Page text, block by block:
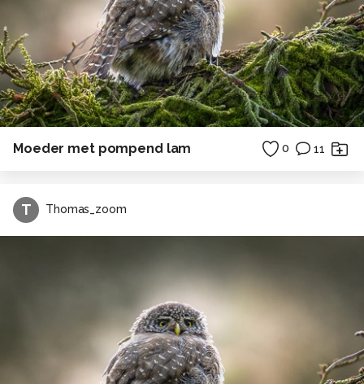
Moeder met pompend lam 0 11
T Thomas_zoom